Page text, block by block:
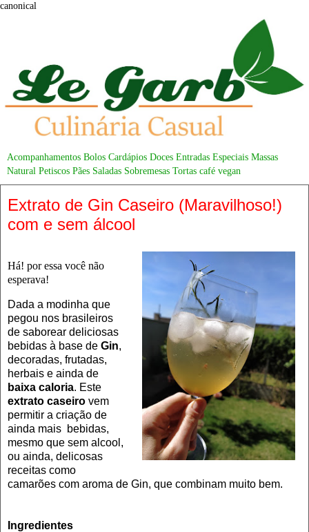
canonical
Acompanhamentos Bolos Cardápios Doces Entradas Especiais Massas
Natural Petiscos Pães Saladas Sobremesas Tortas café vegan
Extrato de Gin Caseiro (Maravilhoso!)
com e sem álcool
Há! por essa você não
esperava!
Dada a modinha que
pegou nos brasileiros
de saborear deliciosas
bebidas à base de Gin,
decoradas, frutadas,
herbais e ainda de
baixa caloria. Este
extrato caseiro vem
permitir a criação de
ainda mais bebidas,
mesmo que sem alcool,
ou ainda, delicosas
receitas como
camarões com aroma de Gin, que combinam muito bem.
Ingredientes